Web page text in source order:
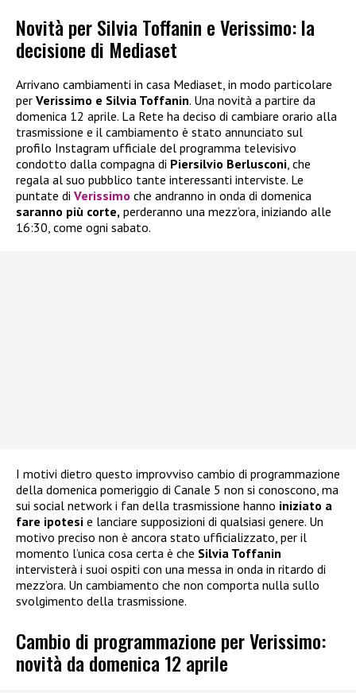
Novità per Silvia Toffanin e Verissimo: la
decisione di Mediaset
Arrivano cambiamenti in casa Mediaset, in modo particolare
per Verissimo e Silvia Toffanin. Una novità a partire da
domenica 12 aprile. La Rete ha deciso di cambiare orario alla
trasmissione e il cambiamento è stato annunciato sul
profilo Instagram ufficiale del programma televisivo
condotto dalla compagna di Piersilvio Berlusconi, che
regala al suo pubblico tante interessanti interviste. Le
puntate di Verissimo che andranno in onda di domenica
saranno più corte, perderanno una mezz’ora, iniziando alle
16:30, come ogni sabato.
I motivi dietro questo improvviso cambio di programmazione
della domenica pomeriggio di Canale 5 non si conoscono, ma
sui social network i fan della trasmissione hanno iniziato a
fare ipotesi e lanciare supposizioni di qualsiasi genere. Un
motivo preciso non è ancora stato ufficializzato, per il
momento l’unica cosa certa è che Silvia Toffanin
intervisterà i suoi ospiti con una messa in onda in ritardo di
mezz’ora. Un cambiamento che non comporta nulla sullo
svolgimento della trasmissione.
Cambio di programmazione per Verissimo:
novità da domenica 12 aprile